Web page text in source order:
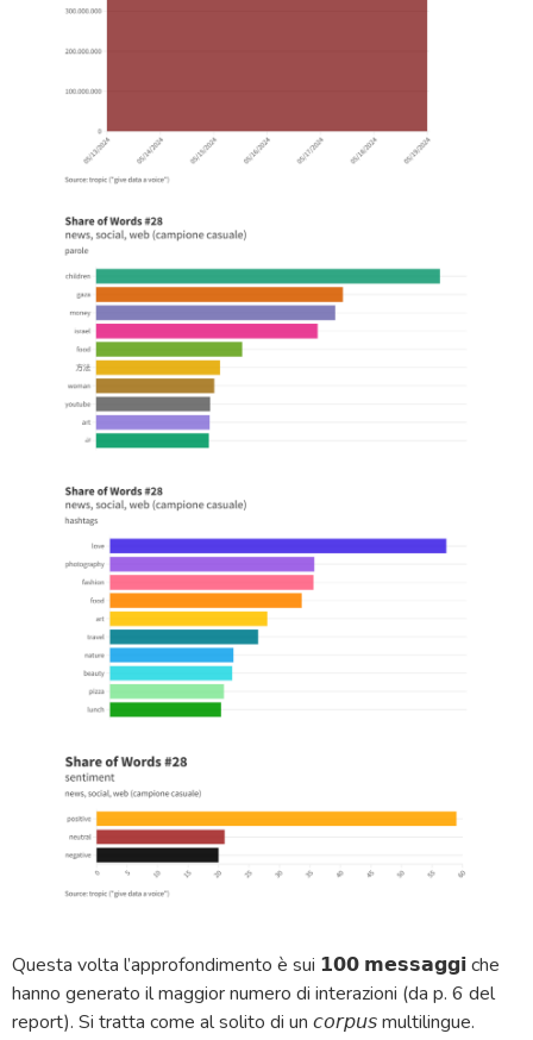
Questa volta l’approfondimento è sui 𝟭𝟬𝟬 𝗺𝗲𝘀𝘀𝗮𝗴𝗴𝗶 che
hanno generato il maggior numero di interazioni (da p. 6 del
report). Si tratta come al solito di un 𝘤𝘰𝘳𝘱𝘶𝘴 multilingue.